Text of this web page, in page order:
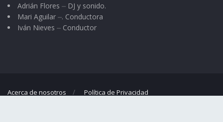
Adrián Flores ⏤ DJ y sonido.
Mari Aguilar ⏤. Conductora
Iván Nieves ⏤ Conductor
Acerca de nosotros Política de Privacidad